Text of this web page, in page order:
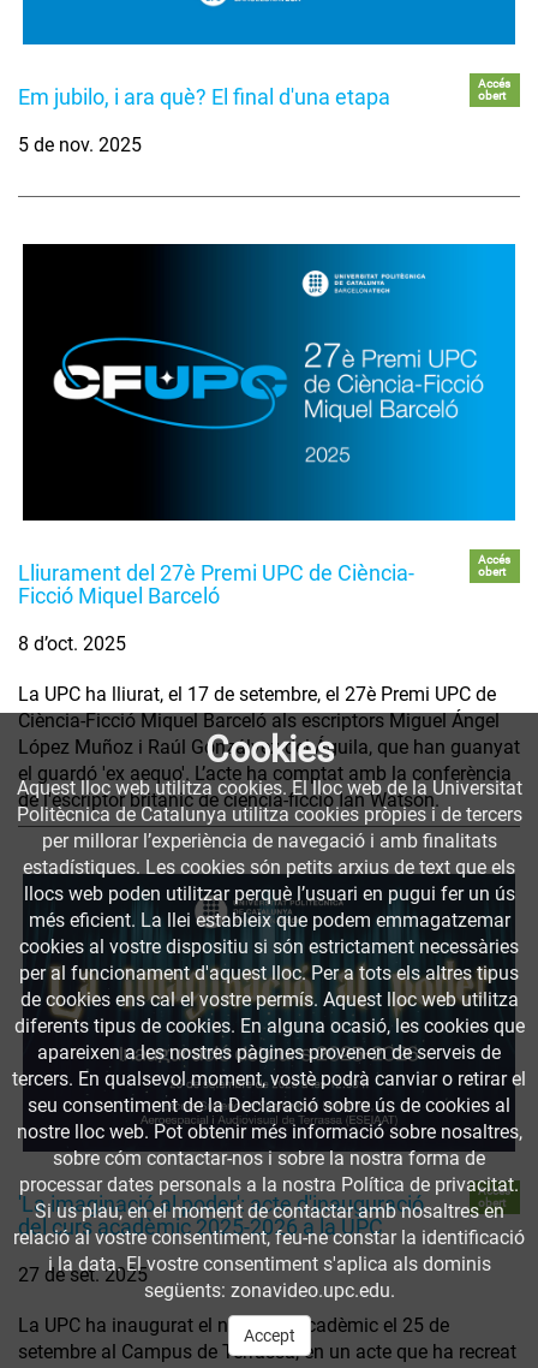
Em jubilo, i ara què? El final d'una etapa
Accés
obert
5 de nov. 2025
Lliurament del 27è Premi UPC de Ciència-
Ficció Miquel Barceló
Accés
obert
8 d’oct. 2025
La UPC ha lliurat, el 17 de setembre, el 27è Premi UPC de
Ciència-Ficció Miquel Barceló als escriptors Miguel Ángel
López Muñoz i Raúl Gonzálvez del Águila, que han guanyat
el guardó 'ex aequo'. L’acte ha comptat amb la conferència
de l'escriptor britànic de ciència-ficció Ian Watson.
'La imaginació al poder': acte d'inauguració
del curs acadèmic 2025-2026 a la UPC
Accés
obert
27 de set. 2025
La UPC ha inaugurat el nou curs acadèmic el 25 de
setembre al Campus de Terrassa, en un acte que ha recreat
Cookies
Aquest lloc web utilitza cookies. El lloc web de la Universitat
Politècnica de Catalunya utilitza cookies pròpies i de tercers
per millorar l’experiència de navegació i amb finalitats
estadístiques. Les cookies són petits arxius de text que els
llocs web poden utilitzar perquè l’usuari en pugui fer un ús
més eficient. La llei estableix que podem emmagatzemar
cookies al vostre dispositiu si són estrictament necessàries
per al funcionament d'aquest lloc. Per a tots els altres tipus
de cookies ens cal el vostre permís. Aquest lloc web utilitza
diferents tipus de cookies. En alguna ocasió, les cookies que
apareixen a les nostres pàgines provenen de serveis de
tercers. En qualsevol moment, vostè podrà canviar o retirar el
seu consentiment de la Declaració sobre ús de cookies al
nostre lloc web. Pot obtenir més informació sobre nosaltres,
sobre cóm contactar-nos i sobre la nostra forma de
processar dates personals a la nostra Política de privacitat.
Si us plau, en el moment de contactar amb nosaltres en
relació al vostre consentiment, feu-ne constar la identificació
i la data. El vostre consentiment s'aplica als dominis
següents: zonavideo.upc.edu.
Accept